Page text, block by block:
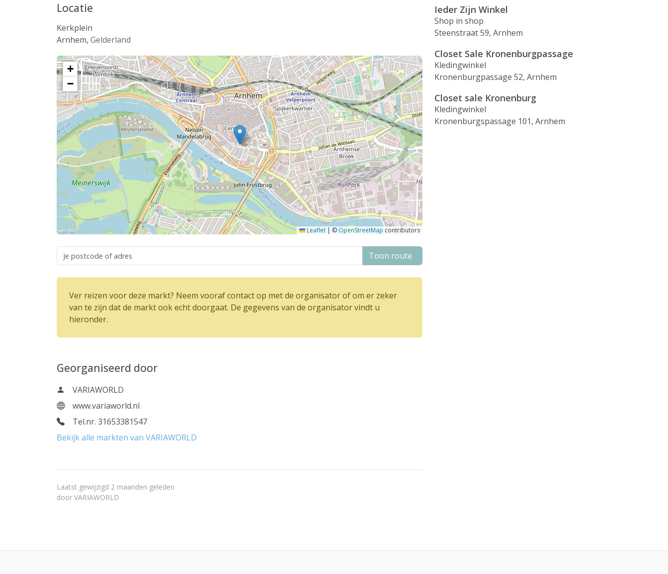
Locatie
Kerkplein
Arnhem, Gelderland
+
−
Leaflet | © OpenStreetMap contributors
Toon route
Ver reizen voor deze markt? Neem vooraf contact op met de organisator of om er zeker
van te zijn dat de markt ook echt doorgaat. De gegevens van de organisator vindt u
hieronder.
Georganiseerd door
VARIAWORLD
www.variaworld.nl
Tel.nr. 31653381547
Bekijk alle markten van VARIAWORLD
Laatst gewijzigd 2 maanden geleden
door VARIAWORLD
Ieder Zijn Winkel
Shop in shop
Steenstraat 59, Arnhem
Closet Sale Kronenburgpassage
Kledingwinkel
Kronenburgpassage 52, Arnhem
Closet sale Kronenburg
Kledingwinkel
Kronenburgspassage 101, Arnhem